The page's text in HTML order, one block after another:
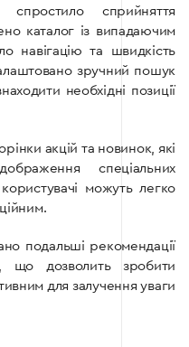
сприйняття
каталог із випадаючим
навігацію та швидкість
зручний пошук
необхідні позиції
акцій та новинок, які
спеціальних
можуть легко
подальші рекомендації
що дозволить зробити
для залучення уваги